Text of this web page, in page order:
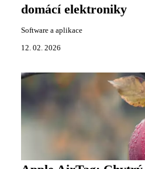
domácí elektroniky
Software a aplikace
12. 02. 2026